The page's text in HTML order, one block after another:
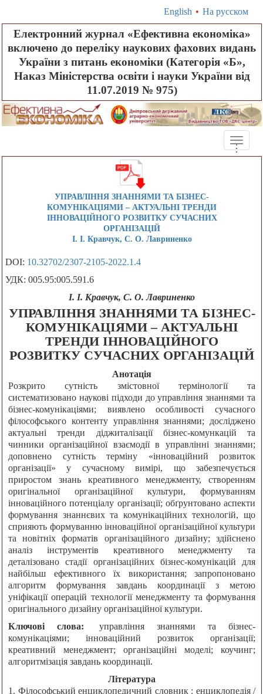
English • На русском
Електронний журнал «Ефективна економіка»
включено до переліку наукових фахових видань
України з питань економіки (Категорія «Б»,
Наказ Міністерства освіти і науки України від
11.07.2019 № 975)
Toggle
...
УПРАВЛІННЯ ЗНАННЯМИ ТА БІЗНЕС-
КОМУНІКАЦІЯМИ – АКТУАЛЬНІ ТРЕНДИ
ІННОВАЦІЙНОГО РОЗВИТКУ СУЧАСНИХ
ОРГАНІЗАЦІЙ
І. І. Кравчук, С. О. Лавриненко
DOI: 10.32702/2307-2105-2022.1.4
УДК: 005.95:005.591.6
І. І. Кравчук, С. О. Лавриненко
УПРАВЛІННЯ ЗНАННЯМИ ТА БІЗНЕС-
КОМУНІКАЦІЯМИ – АКТУАЛЬНІ
ТРЕНДИ ІННОВАЦІЙНОГО
РОЗВИТКУ СУЧАСНИХ ОРГАНІЗАЦІЙ
Анотація
Розкрито сутність змістовної термінології та
систематизовано наукові підходи до управління знаннями та
бізнес-комунікаціями; виявлено особливості сучасного
філософського контенту управління знаннями; досліджено
актуальні тренди діджиталізації бізнес-комункацій та
чинники організаційної взаємодії в управлінні знаннями;
доповнено сутність терміну «інноваційний розвиток
організації» у сучасному вимірі, що забезпечується
приростом знань креативного менеджменту, створенням
оригінальної організаційної культури, формуванням
інноваційного потенціалу організації; обґрунтовано аспекти
формування знаннєвих та комунікаційних технологій, що
сприяють формуванню інноваційної організаційної культури
та новітніх форматів організаційного дизайну; здійснено
аналіз інструментів креативного менеджменту та
деталізовано стадії організаційних бізнес-комунікацій для
найбільш ефективного їх використання; запропоновано
алгоритм формування завдань координації з метою
уніфікації операцій технології менеджменту та формування
оригінального дизайну організаційної культури.
Ключові слова:
управління знаннями та бізнес-
комунікаціями; інноваційний розвиток організації;
креативний менеджмент; організаційні моделі; коучинг;
алгоритмізація завдань координації.
Література
1. Філософський енциклопедичний словник : енциклопедія /